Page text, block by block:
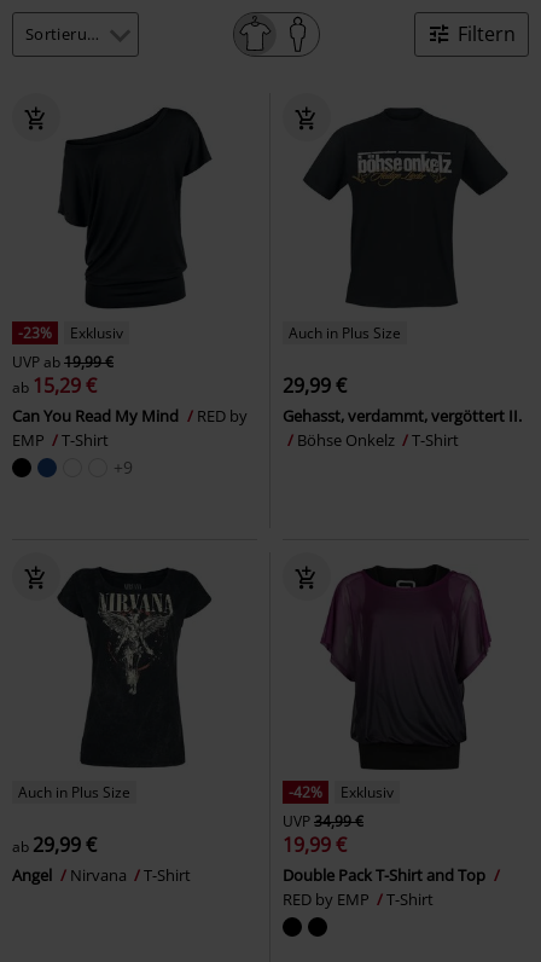
Filtern
-23%
Exklusiv
UVPab19,99 €
ab 15,29 €
Can You Read My Mind
RED by
EMP
T-Shirt
+9
Auch in Plus Size
29,99 €
Gehasst, verdammt, vergöttert II.
Böhse Onkelz
T-Shirt
Auch in Plus Size
ab 29,99 €
Angel Nirvana T-Shirt
-42%
Exklusiv
UVP34,99 €
19,99 €
Double Pack T-Shirt and Top
RED by EMP
T-Shirt